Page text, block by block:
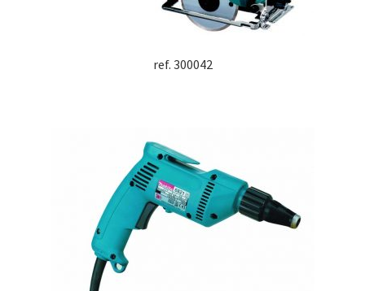
ref. 300042